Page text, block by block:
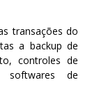
transações do
a backup de
controles de
softwares de